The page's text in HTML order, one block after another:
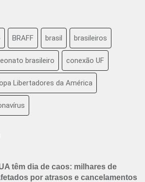
BRAFF brasil brasileiros
brasileiro conexão UF
Libertadores da América
têm dia de caos: milhares de
por atrasos e cancelamentos